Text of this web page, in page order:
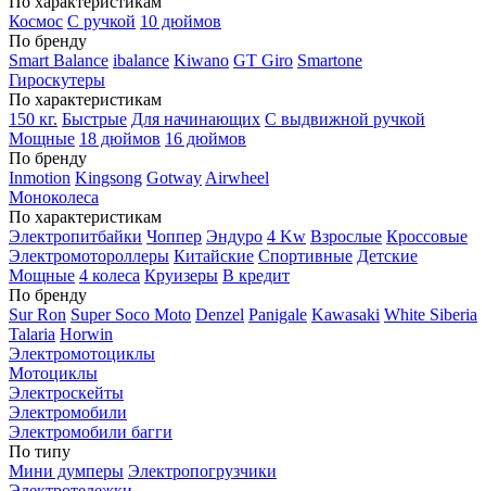
Космос С ручкой 10 дюймов
По бренду
Smart Balance ibalance Kiwano GT Giro Smartone
Гироскутеры
По характеристикам
150 кг. Быстрые Для начинающих С выдвижной ручкой
Мощные 18 дюймов 16 дюймов
По бренду
Inmotion Kingsong Gotway Airwheel
Моноколеса
По характеристикам
Электропитбайки Чоппер Эндуро 4 Kw Взрослые Кроссовые
Электромотороллеры Китайские Спортивные Детские
Мощные 4 колеса Круизеры В кредит
По бренду
Sur Ron Super Soco Moto Denzel Panigale Kawasaki White Siberia
Talaria Horwin
Электромотоциклы
Мотоциклы
Электроскейты
Электромобили
Электромобили багги
По типу
Мини думперы Электропогрузчики